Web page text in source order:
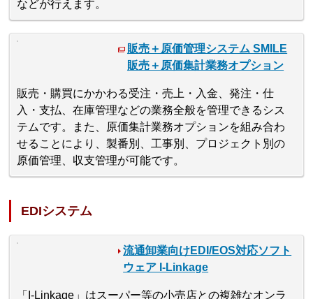
などが行えます。
販売＋原価管理システム SMILE
販売＋原価集計業務オプション
販売・購買にかかわる受注・売上・入金、発注・仕
入・支払、在庫管理などの業務全般を管理できるシス
テムです。また、原価集計業務オプションを組み合わ
せることにより、製番別、工事別、プロジェクト別の
原価管理、収支管理が可能です。
EDIシステム
流通卸業向けEDI/EOS対応ソフト
ウェア I-Linkage
「I-Linkage」はスーパー等の小売店との複雑なオンラ